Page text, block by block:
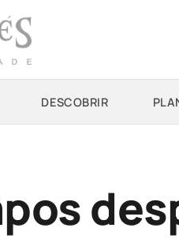
DESCOBRIR